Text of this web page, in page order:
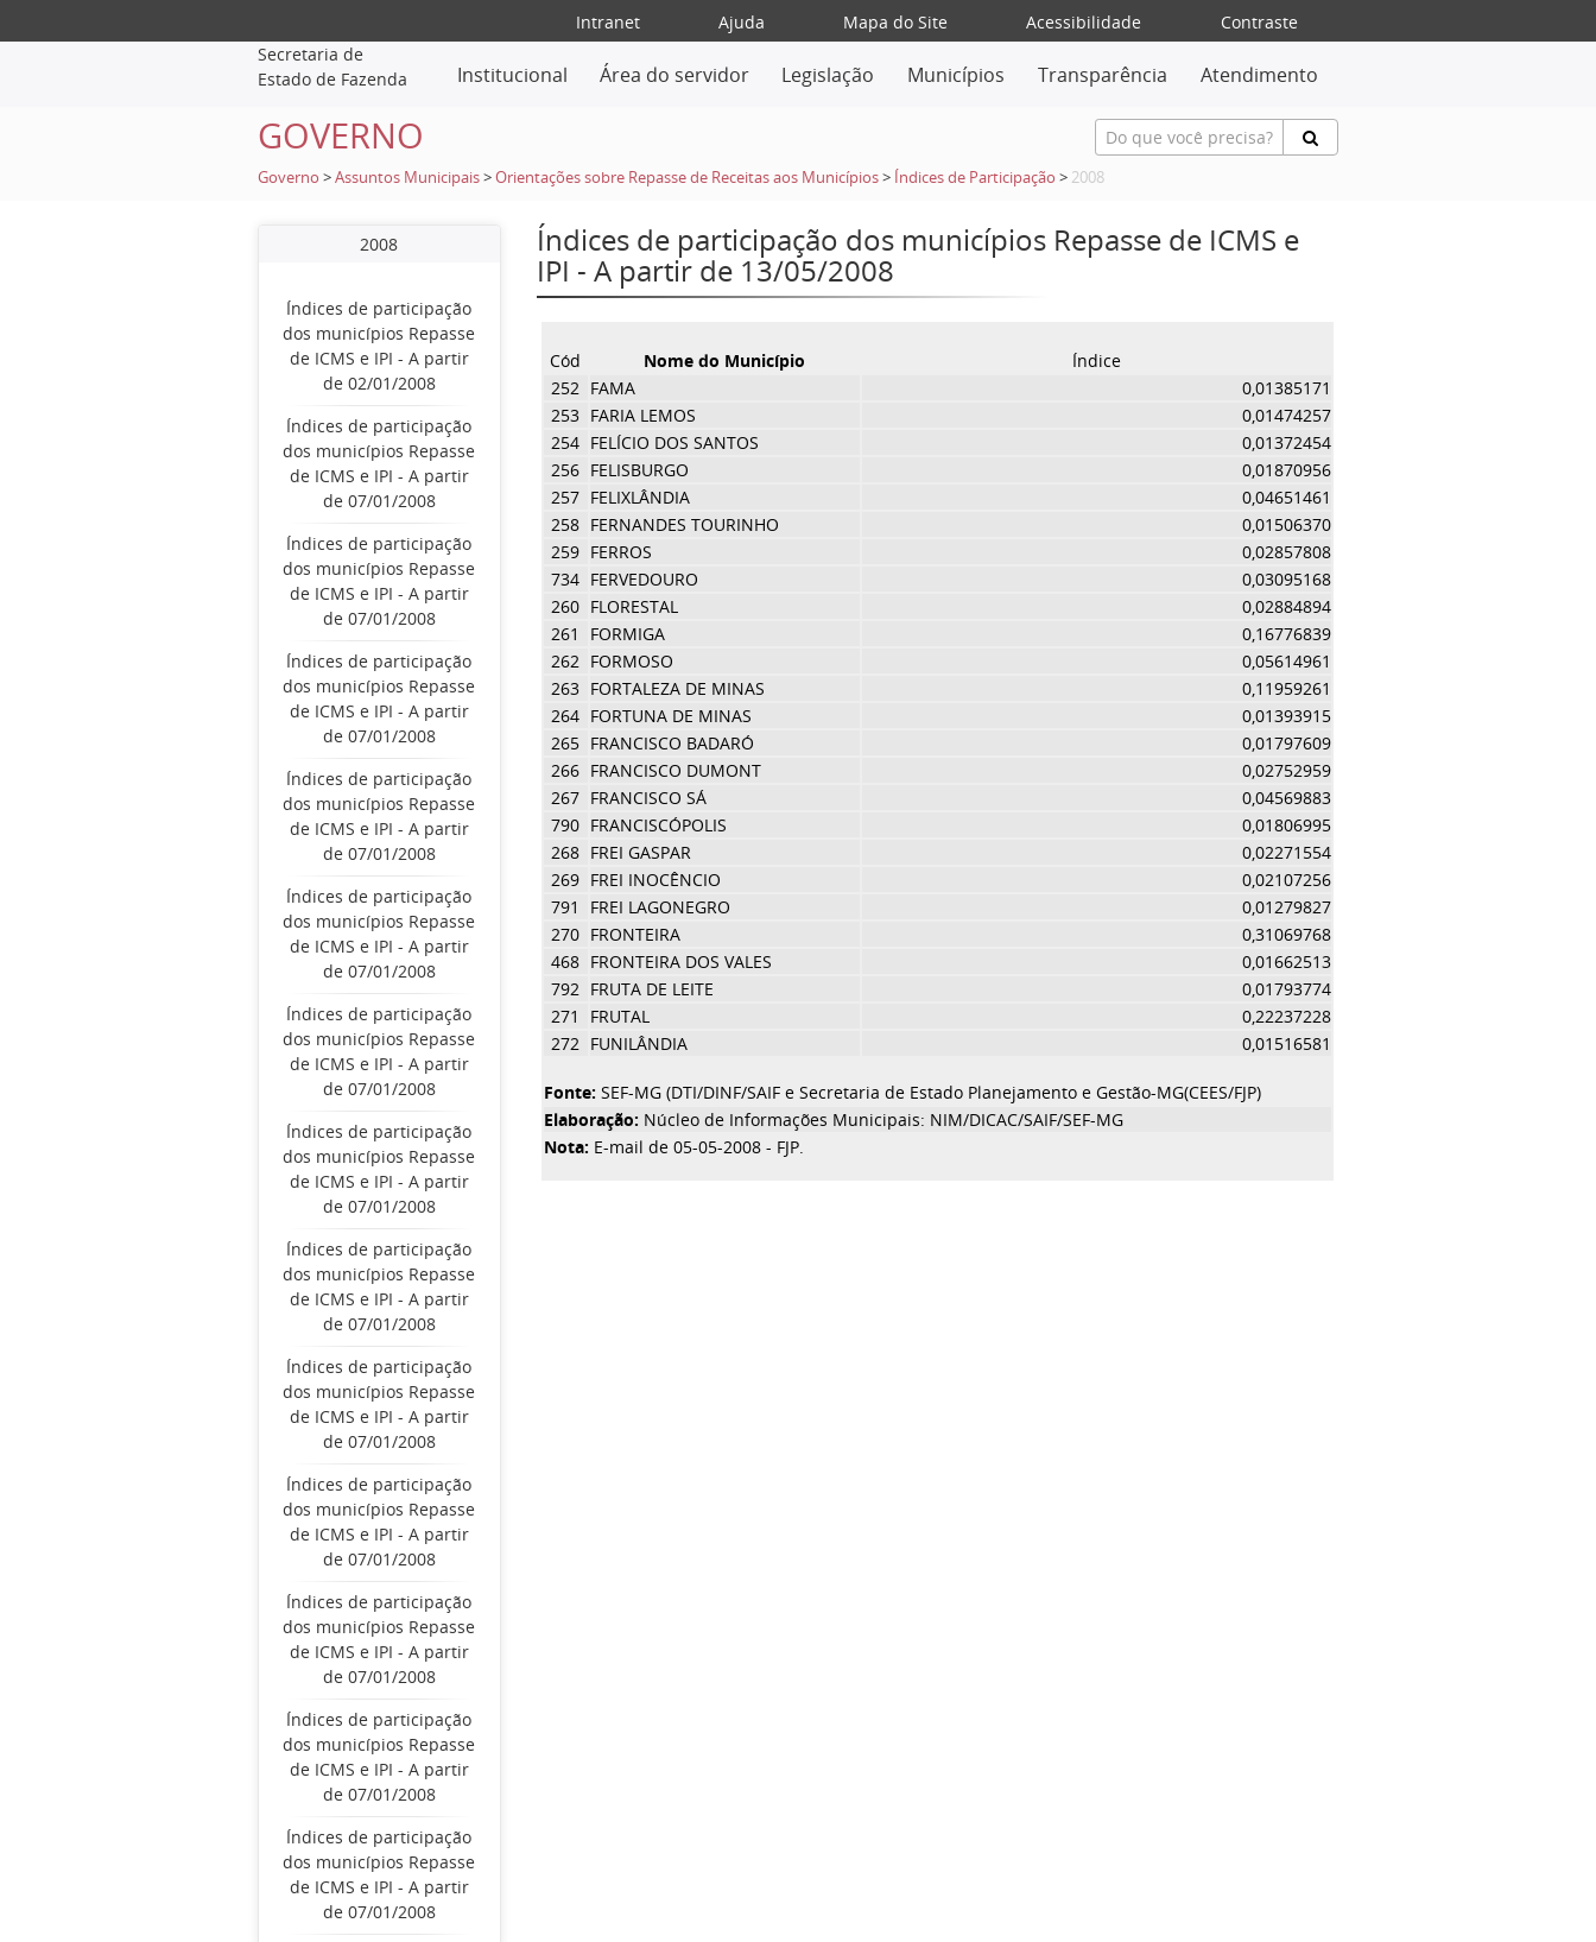
Intranet Ajuda Mapa do Site Acessibilidade
Contraste
Secretaria de
Estado de Fazenda
Institucional Área do servidor Legislação Municípios Transparência Atendimento
GOVERNO
Governo >Assuntos Municipais >Orientações sobre Repasse de Receitas aos Municípios > Índices de Participação > 2008
2008
Índices de participação
dos municípios Repasse
de ICMS e IPI - A partir
de 02/01/2008
Índices de participação
dos municípios Repasse
de ICMS e IPI - A partir
de 07/01/2008
Índices de participação
dos municípios Repasse
de ICMS e IPI - A partir
de 07/01/2008
Índices de participação
dos municípios Repasse
de ICMS e IPI - A partir
de 07/01/2008
Índices de participação
dos municípios Repasse
de ICMS e IPI - A partir
de 07/01/2008
Índices de participação
dos municípios Repasse
de ICMS e IPI - A partir
de 07/01/2008
Índices de participação
dos municípios Repasse
de ICMS e IPI - A partir
de 07/01/2008
Índices de participação
dos municípios Repasse
de ICMS e IPI - A partir
de 07/01/2008
Índices de participação
dos municípios Repasse
de ICMS e IPI - A partir
de 07/01/2008
Índices de participação
dos municípios Repasse
de ICMS e IPI - A partir
de 07/01/2008
Índices de participação
dos municípios Repasse
de ICMS e IPI - A partir
de 07/01/2008
Índices de participação
dos municípios Repasse
de ICMS e IPI - A partir
de 07/01/2008
Índices de participação
dos municípios Repasse
de ICMS e IPI - A partir
de 07/01/2008
Índices de participação
dos municípios Repasse
de ICMS e IPI - A partir
de 07/01/2008
Índices de participação dos municípios Repasse de ICMS e
IPI - A partir de 13/05/2008
Cód Nome do Município
Índice
252 FAMA
0,01385171
253 FARIA LEMOS
0,01474257
254 FELÍCIO DOS SANTOS
0,01372454
256 FELISBURGO
0,01870956
257 FELIXLÂNDIA
0,04651461
258 FERNANDES TOURINHO
0,01506370
259 FERROS
0,02857808
734 FERVEDOURO
0,03095168
260 FLORESTAL
0,02884894
261
FORMIGA
0,16776839
262 FORMOSO
0,05614961
263 FORTALEZA DE MINAS
0,11959261
264 FORTUNA DE MINAS
0,01393915
265 FRANCISCO BADARÓ
0,01797609
266 FRANCISCO DUMONT
0,02752959
267 FRANCISCO SÁ
0,04569883
790 FRANCISCÓPOLIS
0,01806995
268 FREI GASPAR
0,02271554
269 FREI INOCÊNCIO
0,02107256
791
FREI LAGONEGRO
0,01279827
270 FRONTEIRA
0,31069768
468 FRONTEIRA DOS VALES
0,01662513
792 FRUTA DE LEITE
0,01793774
271
FRUTAL
0,22237228
272 FUNILÂNDIA 0,01516581
Fonte: SEF-MG (DTI/DINF/SAIF e Secretaria de Estado Planejamento e Gestão-MG(CEES/FJP)
Elaboração: Núcleo de Informações Municipais: NIM/DICAC/SAIF/SEF-MG
Nota: E-mail de 05-05-2008 - FJP.